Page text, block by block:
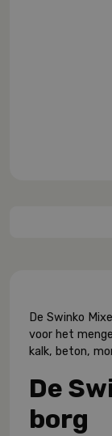
De Swinko
voor het
kalk, beton,
De
borg